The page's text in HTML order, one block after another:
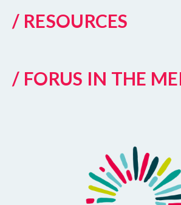
/ RESOURCES
/ FORUS IN THE